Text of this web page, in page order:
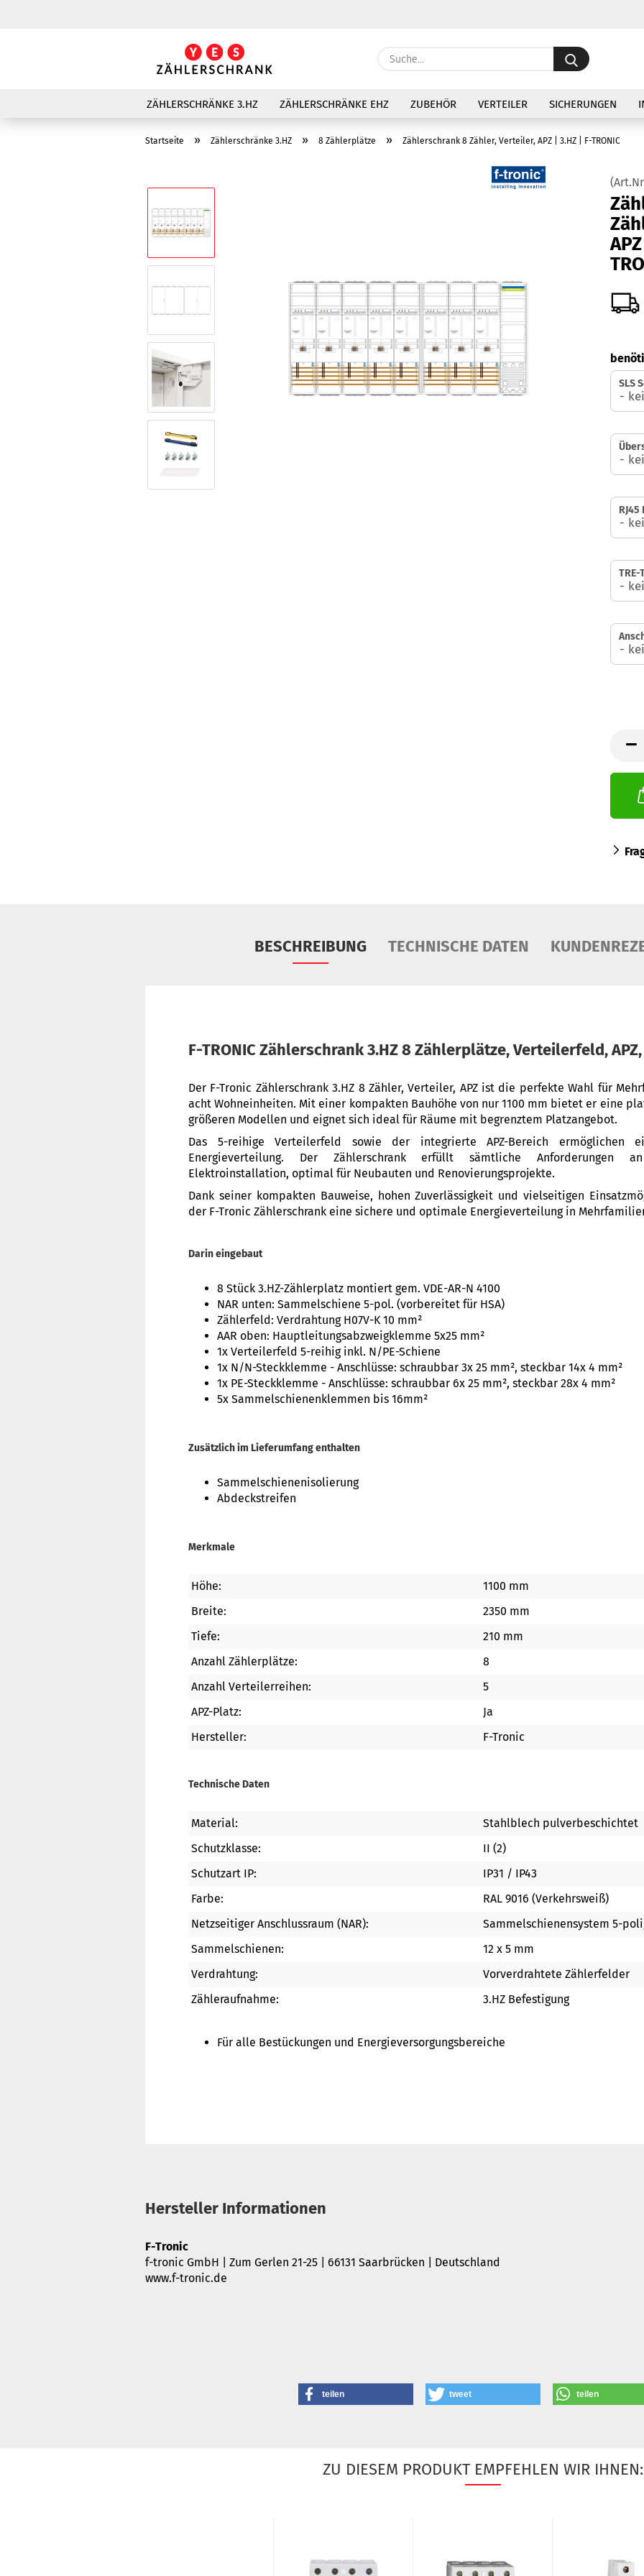
Lieferland
Suche...
ZÄHLERSCHRÄNKE 3.HZ ZÄHLERSCHRÄNKE EHZ ZUBEHÖR VERTEILER SICHERUNGEN
Startseite » Zählerschränke 3.HZ » 8 Zählerplätze » Zählerschrank 8 Zähler, Verteiler, APZ | 3.HZ | F-TRONIC
SLS
TRE-
BESCHREIBUNG TECHNISCHE DATEN
F-TRONIC Zählerschrank 3.HZ 8 Zählerplätze, Verteilerfeld,
Der F-Tronic Zählerschrank 3.HZ 8 Zähler, Verteiler, APZ ist die perfekte Wahl für
acht Wohneinheiten. Mit einer kompakten Bauhöhe von nur 1100 mm bietet er eine
größeren Modellen und eignet sich ideal für Räume mit begrenztem Platzangebot.
Das 5-reihige Verteilerfeld sowie der integrierte APZ-Bereich ermöglichen
Energieverteilung. Der Zählerschrank erfüllt sämtliche Anforderungen
Elektroinstallation, optimal für Neubauten und Renovierungsprojekte.
Dank seiner kompakten Bauweise, hohen Zuverlässigkeit und vielseitigen
der F-Tronic Zählerschrank eine sichere und optimale Energieverteilung in
Darin eingebaut
8 Stück 3.HZ-Zählerplatz montiert gem. VDE-AR-N 4100
NAR unten: Sammelschiene 5-pol. (vorbereitet für HSA)
Zählerfeld: Verdrahtung H07V-K 10 mm²
AAR oben: Hauptleitungsabzweigklemme 5x25 mm²
1x Verteilerfeld 5-reihig inkl. N/PE-Schiene
1x N/N-Steckklemme - Anschlüsse: schraubbar 3x 25 mm², steckbar 14x 4 mm²
1x PE-Steckklemme - Anschlüsse: schraubbar 6x 25 mm², steckbar 28x 4 mm²
5x Sammelschienenklemmen bis 16mm²
Zusätzlich im Lieferumfang enthalten
Sammelschienenisolierung
Abdeckstreifen
Merkmale
Höhe:
1100 mm
Breite:
2350 mm
Tiefe:
210 mm
Anzahl Zählerplätze:
8
Anzahl Verteilerreihen:
5
APZ-Platz:
Ja
Hersteller:
F-Tronic
Technische Daten
Material:
Stahlblech pulverbeschichtet
Schutzklasse:
II (2)
Schutzart IP:
IP31 / IP43
Farbe:
RAL 9016 (Verkehrsweiß)
Netzseitiger Anschlussraum (NAR):
Sammelschienensystem 5-
Sammelschienen:
12 x 5 mm
Verdrahtung:
Vorverdrahtete Zählerfelder
Zähleraufnahme:
3.HZ Befestigung
Für alle Bestückungen und Energieversorgungsbereiche
Hersteller Informationen
F-Tronic
f-tronic GmbH | Zum Gerlen 21-25 | 66131 Saarbrücken | Deutschland
www.f-tronic.de
teilen tweet teilen
ZU DIESEM PRODUKT EMPFEHLEN WIR IHNEN: